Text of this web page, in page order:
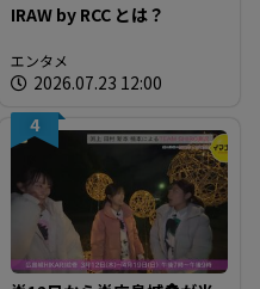
IRAW by RCC とは？
エンタメ
2026.07.23 12:00
4